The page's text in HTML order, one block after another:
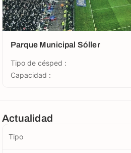
Parque Municipal Sóller
Tipo de césped :
Capacidad :
Actualidad
Tipo